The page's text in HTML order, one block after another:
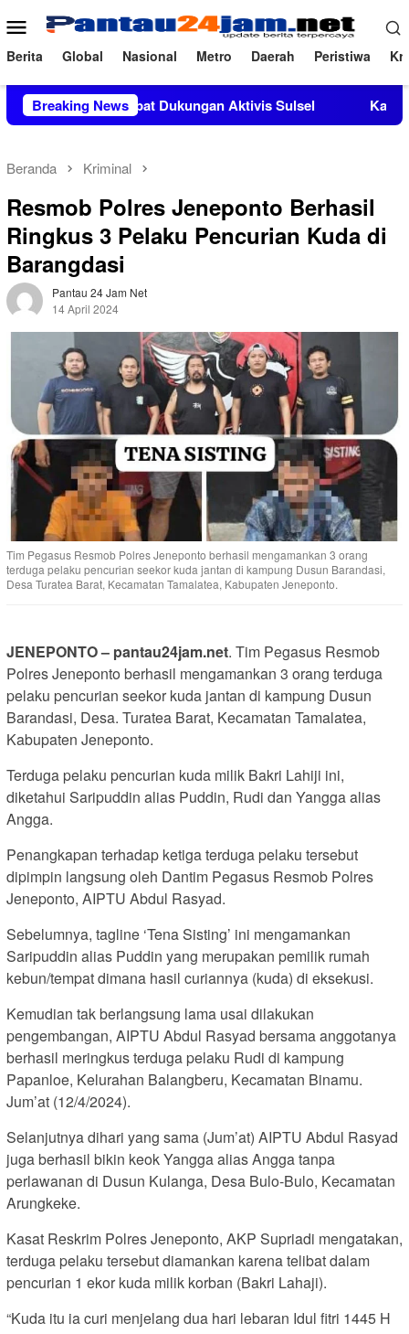
ke
konten
Menu
Mobile
Berita Global Nasional Metro Daerah Peristiwa
Breaking News
Mendapat Dukungan Aktivis Sulsel Kapolres
Beranda Kriminal
Resmob Polres Jeneponto Berhasil
Ringkus 3 Pelaku Pencurian Kuda di
Barangdasi
Pantau 24 Jam Net
14 April 2024
Tim Pegasus Resmob Polres Jeneponto berhasil mengamankan 3 orang
terduga pelaku pencurian seekor kuda jantan di kampung Dusun Barandasi,
Desa Turatea Barat, Kecamatan Tamalatea, Kabupaten Jeneponto.
JENEPONTO – pantau24jam.net. Tim Pegasus Resmob
Polres Jeneponto berhasil mengamankan 3 orang terduga
pelaku pencurian seekor kuda jantan di kampung Dusun
Barandasi, Desa. Turatea Barat, Kecamatan Tamalatea,
Kabupaten Jeneponto.
Terduga pelaku pencurian kuda milik Bakri Lahiji ini,
diketahui Saripuddin alias Puddin, Rudi dan Yangga alias
Angga.
Penangkapan terhadap ketiga terduga pelaku tersebut
dipimpin langsung oleh Dantim Pegasus Resmob Polres
Jeneponto, AIPTU Abdul Rasyad.
Sebelumnya, tagline ‘Tena Sisting’ ini mengamankan
Saripuddin alias Puddin yang merupakan pemilik rumah
kebun/tempat dimana hasil curiannya (kuda) di eksekusi.
Kemudian tak berlangsung lama usai dilakukan
pengembangan, AIPTU Abdul Rasyad bersama anggotanya
berhasil meringkus terduga pelaku Rudi di kampung
Papanloe, Kelurahan Balangberu, Kecamatan Binamu.
Jum’at (12/4/2024).
Selanjutnya dihari yang sama (Jum’at) AIPTU Abdul Rasyad
juga berhasil bikin keok Yangga alias Angga tanpa
perlawanan di Dusun Kulanga, Desa Bulo-Bulo, Kecamatan
Arungkeke.
Kasat Reskrim Polres Jeneponto, AKP Supriadi mengatakan,
terduga pelaku tersebut diamankan karena telibat dalam
pencurian 1 ekor kuda milik korban (Bakri Lahaji).
“Kuda itu ia curi menjelang dua hari lebaran Idul fitri 1445 H